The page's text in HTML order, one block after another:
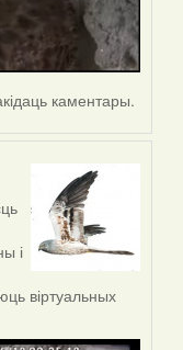
каментары.
і
віртуальных